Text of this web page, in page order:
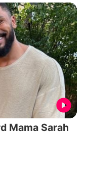
Mama Sarah